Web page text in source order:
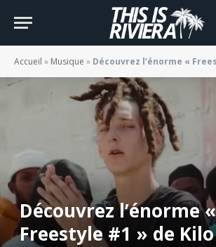
Accueil » Musique » Découvrez l’énorme «
Découvrez l’énorme «
Freestyle #1 » de Kilo